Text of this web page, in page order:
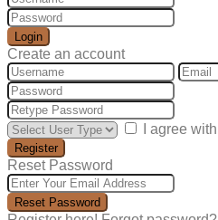
Login
Create an account
I agree with
Register
Reset Password
Reset Password